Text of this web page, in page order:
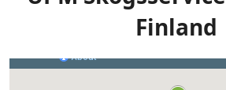
Finland